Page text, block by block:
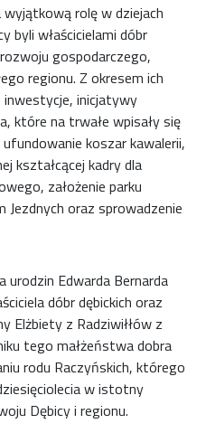
wyjątkową rolę w dziejach
byli właścicielami dóbr
gospodarczego,
regionu. Z okresem ich
inwestycje, inicjatywy
które na trwałe wpisały się
koszar kawalerii,
kształcącej kadry dla
założenie parku
Jezdnych oraz sprowadzenie
urodzin Edwarda Bernarda
dóbr dębickich oraz
Elżbiety z Radziwiłłów z
tego małżeństwa dobra
rodu Raczyńskich, którego
w istotny
Dębicy i regionu.